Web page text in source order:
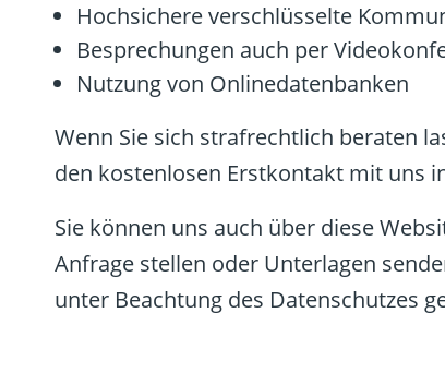
Hochsichere verschlüsselte
Besprechungen auch per
Nutzung von Onlinedatenbanken
Wenn Sie sich strafrechtlich beraten
den kostenlosen Erstkontakt mit uns
Sie können uns auch über diese
Anfrage stellen oder Unterlagen
unter Beachtung des Datenschutzes